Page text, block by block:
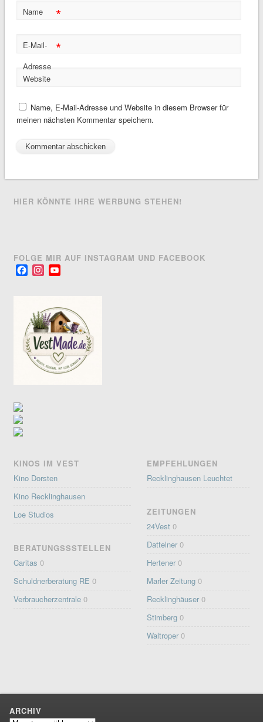
Name *
E-Mail-
Adresse
*
Website
Name, E-Mail-Adresse und Website in diesem Browser für
meinen nächsten Kommentar speichern.
HIER KÖNNTE IHRE WERBUNG STEHEN!
FOLGE MIR AUF INSTAGRAM UND FACEBOOK
FacebookInstagram
KINOS IM VEST
Kino Dorsten
Kino Recklinghausen
Loe Studios
BERATUNGSSSTELLEN
Caritas 0
Schuldnerberatung RE 0
Verbraucherzentrale 0
EMPFEHLUNGEN
Recklinghausen Leuchtet
ZEITUNGEN
24Vest 0
Dattelner 0
Hertener 0
Marler Zeitung 0
Recklinghäuser 0
Stimberg 0
Waltroper 0
ARCHIV